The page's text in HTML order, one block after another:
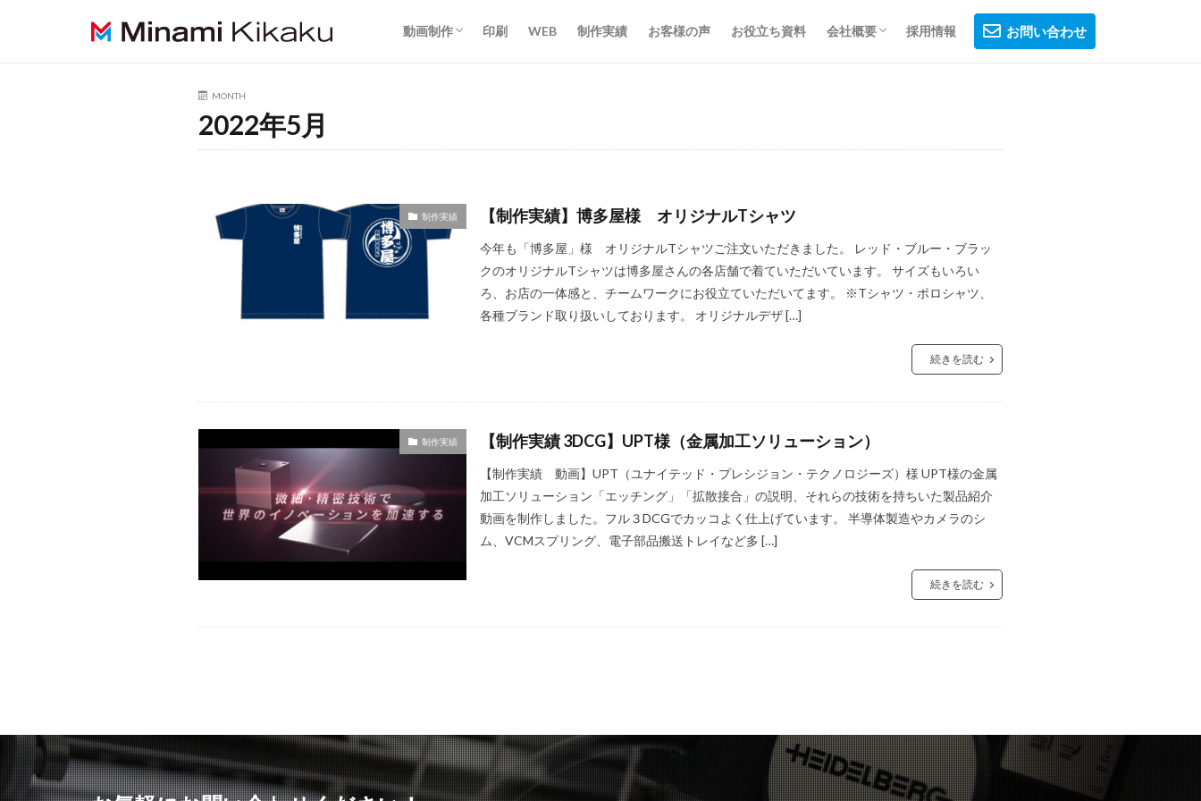
動画制作
動画制作
ライブ配信
印刷 WEB 制作実績 お客様の声 お役立ち資料 会社概要
会社概要
制作フロー
プライバシーポリシー
採用情報 お問い合わせ
HOME 5月
MONTH
2022年5月
制作実績 【制作実績】博多屋様 オリジナルTシャツ
今年も「博多屋」様 オリジナルTシャツご注文いただきました。 レッド・ブルー・ブラッ
クのオリジナルTシャツは博多屋さんの各店舗で着ていただいています。 サイズもいろい
ろ、お店の一体感と、チームワークにお役立ていただいてます。 ※Tシャツ・ポロシャツ、
各種ブランド取り扱いしております。 オリジナルデザ […]
続きを読む
制作実績 【制作実績 3DCG】UPT様（金属加工ソリューション）
【制作実績 動画】UPT（ユナイテッド・プレシジョン・テクノロジーズ）様 UPT様の金属
加工ソリューション「エッチング」「拡散接合」の説明、それらの技術を持ちいた製品紹介
動画を制作しました。フル３DCGでカッコよく仕上げています。 半導体製造やカメラのシ
ム、VCMスプリング、電子部品搬送トレイなど多 […]
続きを読む